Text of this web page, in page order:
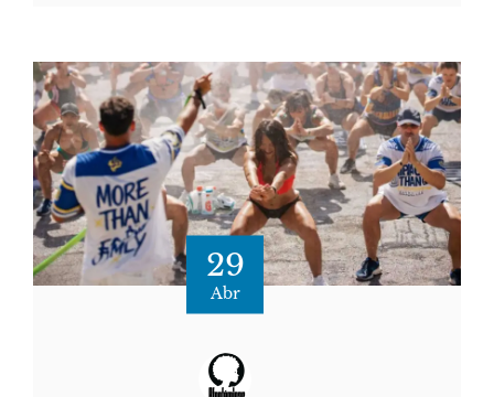
29
Abr